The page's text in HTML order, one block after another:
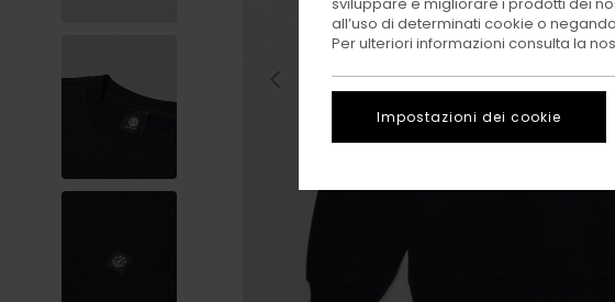
all’uso di determinati cookie o
Per ulteriori informazioni consulta la
Impostazioni dei cookie